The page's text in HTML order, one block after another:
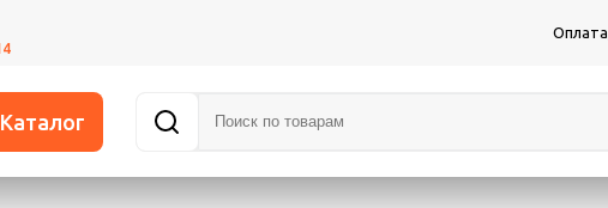
Оплата
Каталог